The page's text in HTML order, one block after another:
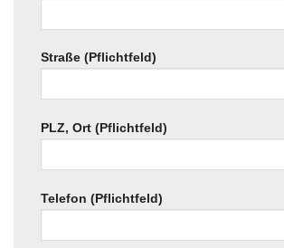
Straße (Pflichtfeld)
PLZ, Ort (Pflichtfeld)
Telefon (Pflichtfeld)